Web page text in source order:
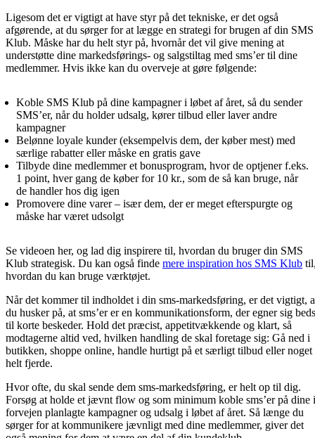
Ligesom det er vigtigt at have styr på det tekniske, er det også
afgørende, at du sørger for at lægge en strategi for brugen af din SMS
Klub. Måske har du helt styr på, hvornår det vil give mening at
understøtte dine markedsførings- og salgstiltag med sms’er til dine
medlemmer. Hvis ikke kan du overveje at gøre følgende:
Koble SMS Klub på dine kampagner i løbet af året, så du sender
SMS’er, når du holder udsalg, kører tilbud eller laver andre
kampagner
Belønne loyale kunder (eksempelvis dem, der køber mest) med
særlige rabatter eller måske en gratis gave
Tilbyde dine medlemmer et bonusprogram, hvor de optjener f.eks.
1 point, hver gang de køber for 10 kr., som de så kan bruge, når
de handler hos dig igen
Promovere dine varer – især dem, der er meget efterspurgte og
måske har været udsolgt
Se videoen her, og lad dig inspirere til, hvordan du bruger din SMS
Klub strategisk. Du kan også finde mere inspiration hos SMS Klub
hvordan du kan bruge værktøjet.
Når det kommer til indholdet i din sms-markedsføring, er det vigtigt,
du husker på, at sms’er er en kommunikationsform, der egner sig
til korte beskeder. Hold det præcist, appetitvækkende og klart, så
modtagerne altid ved, hvilken handling de skal foretage sig: Gå ned i
butikken, shoppe online, handle hurtigt på et særligt tilbud eller noget
helt fjerde.
Hvor ofte, du skal sende dem sms-markedsføring, er helt op til dig.
Forsøg at holde et jævnt flow og som minimum koble sms’er på dine i
forvejen planlagte kampagner og udsalg i løbet af året. Så længe du
sørger for at kommunikere jævnligt med dine medlemmer, giver det